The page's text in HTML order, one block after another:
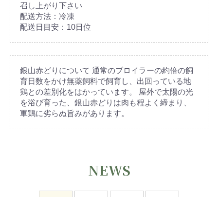
召し上がり下さい
配送方法：冷凍
配送日目安：10日位
銀山赤どりについて 通常のブロイラーの約倍の飼
育日数をかけ無薬飼料で飼育し、出回っている地
鶏との差別化をはかっています。 屋外で太陽の光
を浴び育った、銀山赤どりは肉も程よく締まり、
軍鶏に劣らぬ旨みがあります。
NEWS